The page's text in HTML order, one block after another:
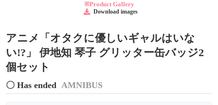
※Product Gallery
Download images
アニメ「オタクに優しいギャルはいな
い!?」 伊地知 琴子 グリッター缶バッジ2
個セット
〇 Has ended AMNIBUS